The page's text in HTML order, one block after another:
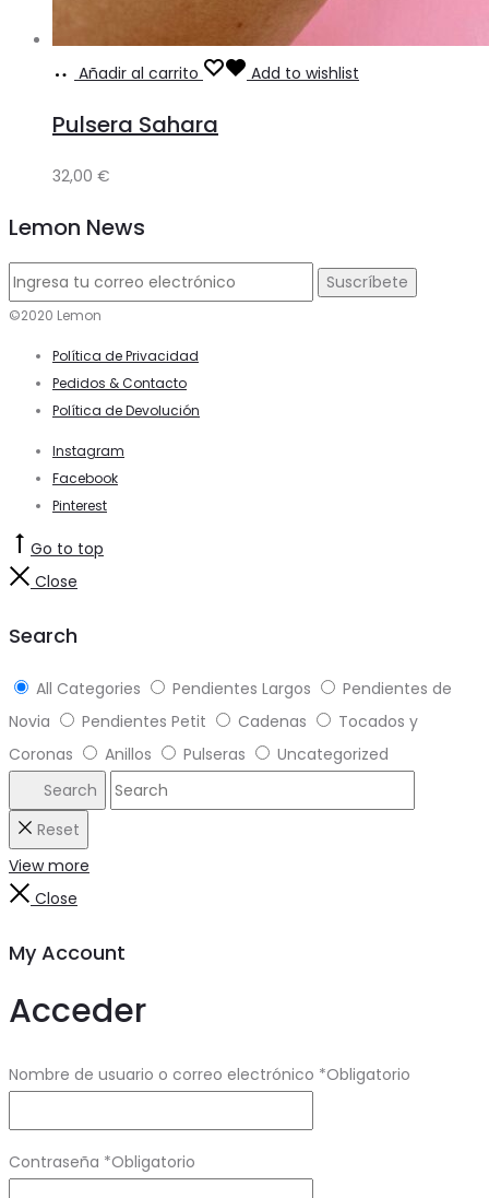
Añadir al carrito Add to wishlist
Pulsera Sahara
32,00 €
Lemon News
©2020 Lemon
Política de Privacidad
Pedidos & Contacto
Política de Devolución
Instagram
Facebook
Pinterest
Go to top
Close
Search
All Categories Pendientes Largos
Pendientes de
Novia
Pendientes Petit Cadenas
Tocados y
Coronas
Anillos Pulseras
Uncategorized
Search
Reset
View more
Close
My Account
Acceder
Nombre de usuario o correo electrónico *Obligatorio
Contraseña *Obligatorio